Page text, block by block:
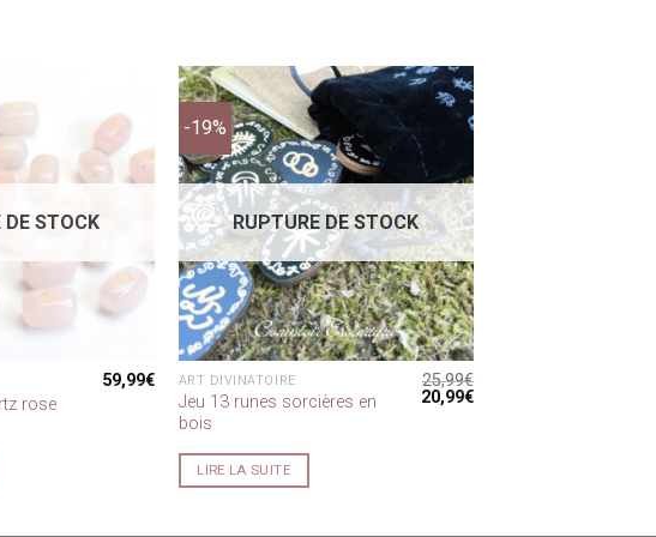
DE STOCK
rose
59,99€
-19%
RUPTURE DE STOCK
ART DIVINATOIRE
Jeu 13 runes sorcières en
bois
25,99€
Le
prix
20,99€Le
LIRE LA SUITE